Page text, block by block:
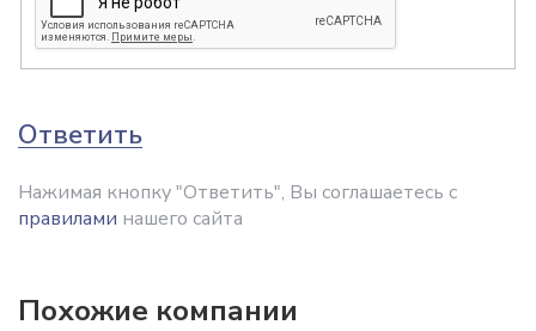
Ответить
Нажимая кнопку "Ответить", Вы соглашаетесь с
правилами нашего сайта
Похожие компании